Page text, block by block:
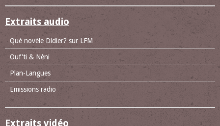
Extraits audio
Qué novèle Didier? sur LFM
Ouf'ti & Nèni
Plan-Langues
Emissions radio
Extraits vidéo